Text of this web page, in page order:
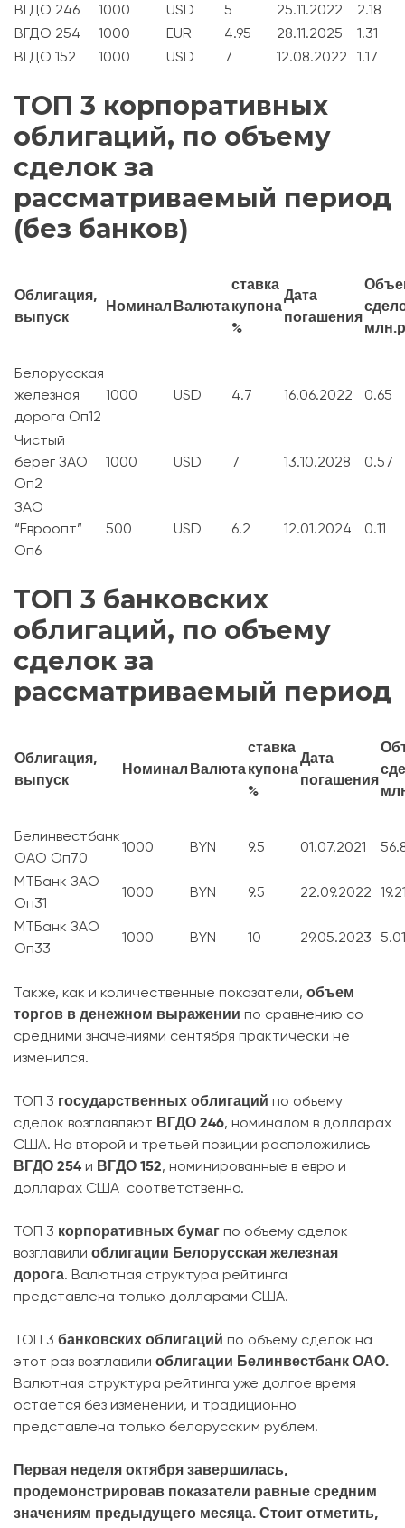
ВГДО 246 1000 USD 5 25.11.2022
2.18
ВГДО 254
1000 EUR 4.95 28.11.2025
1.31
ВГДО 152
1000 USD 7 12.08.2022 1.17
ТОП 3 корпоративных
облигаций, по объему
сделок за
рассматриваемый период
(без банков)
Облигация,
выпуск
НоминалВалюта
ставка
купона
%
Дата
погашения
Белорусская
железная
дорога Оп12
1000 USD 4.7 16.06.2022 0.65
Чистый
берег ЗАО
Оп2
1000 USD 7 13.10.2028 0.57
ЗАО
“Евроопт”
Оп6
500 USD 6.2 12.01.2024 0.11
ТОП 3 банковских
облигаций, по объему
сделок за
рассматриваемый период
Облигация,
выпуск
НоминалВалюта
ставка
купона
%
Дата
погашения
Белинвестбанк
ОАО Оп70
1000 BYN 9.5 01.07.2021
МТБанк ЗАО
Оп31
1000 BYN 9.5 22.09.2022
МТБанк ЗАО
Оп33
1000 BYN 10 29.05.2023 5.01
Также, как и количественные показатели, объем
торгов в денежном выражении по сравнению со
средними значениями сентября практически не
изменился.
ТОП 3 государственных облигаций по объему
сделок возглавляют ВГДО 246, номиналом в долларах
США. На второй и третьей позиции расположились
ВГДО 254 и ВГДО 152, номинированные в евро и
долларах США соответственно.
ТОП 3 корпоративных бумаг по объему сделок
возглавили облигации Белорусская железная
дорога. Валютная структура рейтинга
представлена только долларами США.
ТОП 3 банковских облигаций по объему сделок на
этот раз возглавили облигации Белинвестбанк ОАО.
Валютная структура рейтинга уже долгое время
остается без изменений, и традиционно
представлена только белорусским рублем.
Первая неделя октября завершилась,
продемонстрировав показатели равные средним
значениям предыдущего месяца. Стоит отметить,